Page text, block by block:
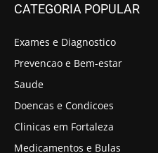
CATEGORIA POPULAR
Exames e Diagnostico
Prevencao e Bem-estar
Saude
Doencas e Condicoes
Clinicas em Fortaleza
Medicamentos e Bulas